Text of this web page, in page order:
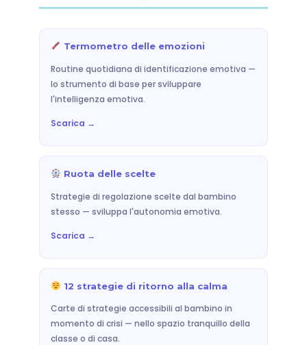
Termometro delle emozioni
Routine quotidiana di identificazione emotiva —
lo strumento di base per sviluppare
l'intelligenza emotiva.
Scarica →
Ruota delle scelte
Strategie di regolazione scelte dal bambino
stesso — sviluppa l'autonomia emotiva.
Scarica →
12 strategie di ritorno alla calma
Carte di strategie accessibili al bambino in
momento di crisi — nello spazio tranquillo della
classe o di casa.